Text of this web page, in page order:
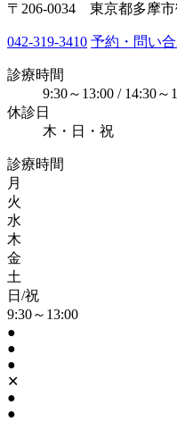
〒206-0034 東京都多摩市
042-319-3410 予約・問い
診療時間
9:30～13:00 / 14:30～
休診日
木・日・祝
診療時間
月
火
水
木
金
土
日/祝
9:30～13:00
●
●
●
✕
●
●